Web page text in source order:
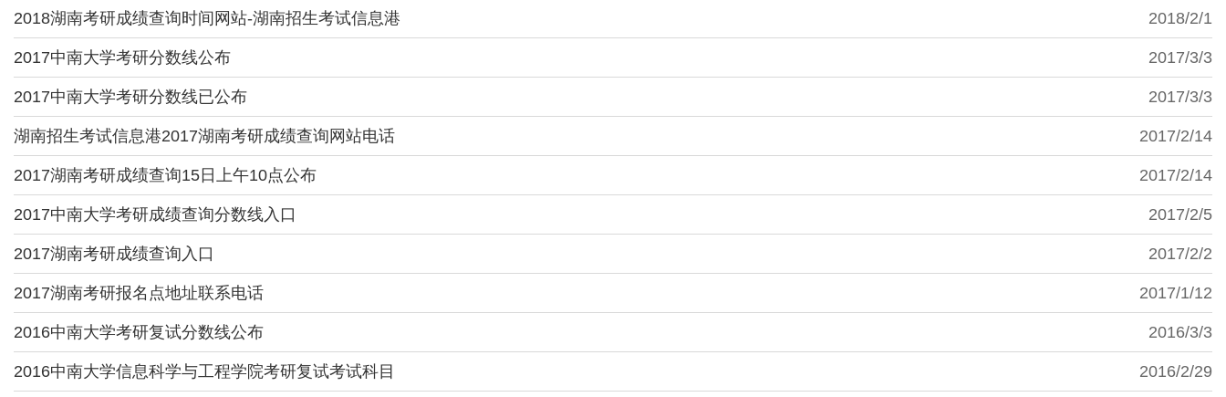
2018/2/1
2018湖南考研成绩查询时间网站-湖南招生考试信息港
2017/3/3
2017中南大学考研分数线公布
2017/3/3
2017中南大学考研分数线已公布
2017/2/14
湖南招生考试信息港2017湖南考研成绩查询网站电话
2017/2/14
2017湖南考研成绩查询15日上午10点公布
2017/2/5
2017中南大学考研成绩查询分数线入口
2017/2/2
2017湖南考研成绩查询入口
2017/1/12
2017湖南考研报名点地址联系电话
2016/3/3
2016中南大学考研复试分数线公布
2016/2/29
2016中南大学信息科学与工程学院考研复试考试科目